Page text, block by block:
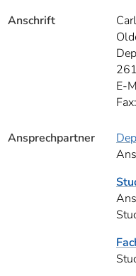
Anschrift
E-
Ansprechpartner